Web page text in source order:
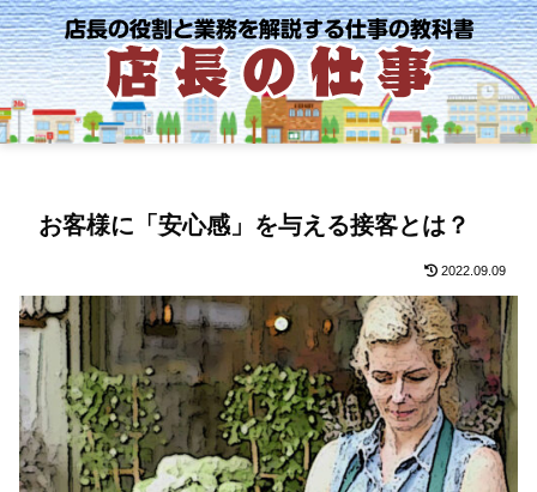
お客様に「安心感」を与える接客とは？
2022.09.09